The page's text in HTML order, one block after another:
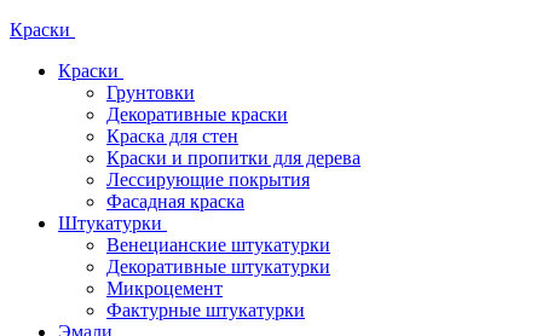
Краски
Краски
Грунтовки
Декоративные краски
Краска для стен
Краски и пропитки для дерева
Лессирующие покрытия
Фасадная краска
Штукатурки
Венецианские штукатурки
Декоративные штукатурки
Микроцемент
Фактурные штукатурки
Эмали